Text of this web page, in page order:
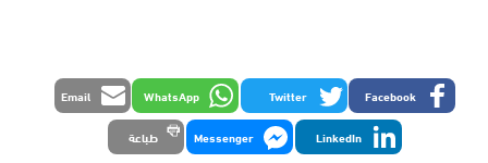
Facebook
Twitter
WhatsApp
Email
LinkedIn
Messenger طباعة